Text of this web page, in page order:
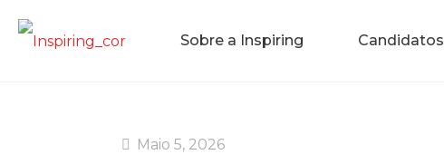
Sobre a Inspiring Candidatos
Maio 5, 2026